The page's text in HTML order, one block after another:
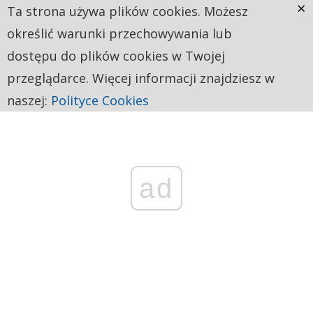
ad
Ta strona używa plików cookies. Możesz
określić warunki przechowywania lub
dostępu do plików cookies w Twojej
przeglądarce. Więcej informacji znajdziesz w
naszej: Polityce Cookies
×